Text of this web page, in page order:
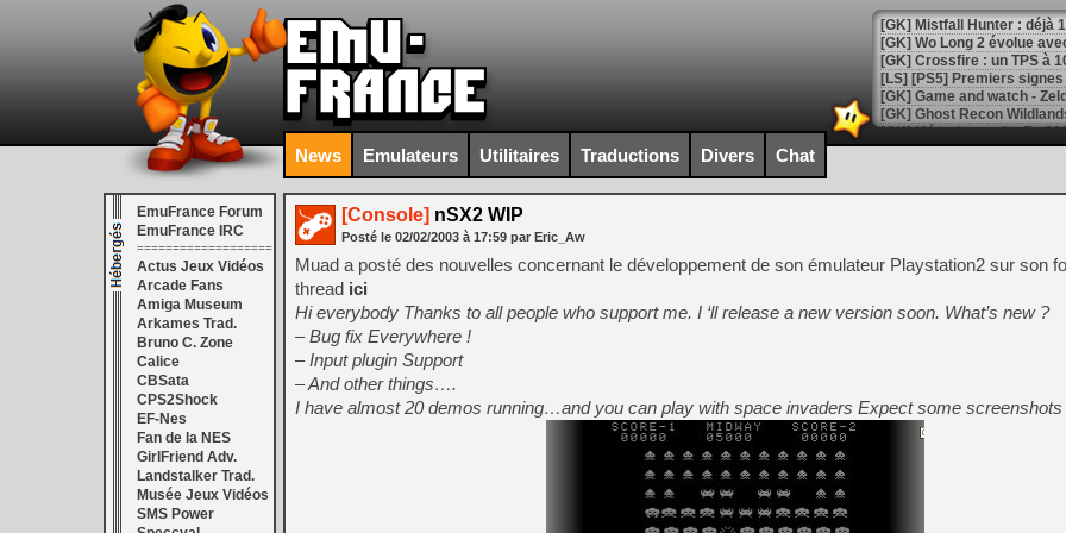
[GK] Mistfall Hunter : déjà
[GK] Wo Long 2 évolue
[GK] Crossfire : un TPS à
[LS] [PS5] Premiers
[Mo5] DOOM arrive en
[GK] Bethesda fête les 30
[GK] Roblox : l'action en
[GK] Agenda - GeForce
[LS] [PS5] ps5-y2jb-
[GK] Pourquoi Marvel
[GK] Test : Restory : Chill
[GK] GTA 6 : Rockstar
[GK] Hot Wheels Infinite
[GK] Mémoire cash -
[GK] Résultats Nintendo :
[GK] Déjà des
News Emulateurs Utilitaires Traductions Divers Chat
EmuFrance Forum
EmuFrance IRC
===================
Actus Jeux Vidéos
Arcade Fans
Amiga Museum
Arkames Trad.
Bruno C. Zone
Calice
CBSata
CPS2Shock
EF-Nes
Fan de la NES
GirlFriend Adv.
Landstalker Trad.
Musée Jeux Vidéos
SMS Power
[Console] nSX2 WIP
Posté le 02/02/2003 à 17:59 par Eric_Aw
Muad a posté des nouvelles concernant le développement de son émulateur Playstation2 sur son
thread ici
Hi everybody Thanks to all people who support me. I ‘ll release a new version soon. What’s new ?
– Bug fix Everywhere !
– Input plugin Support
– And other things….
I have almost 20 demos running…and you can play with space invaders Expect some